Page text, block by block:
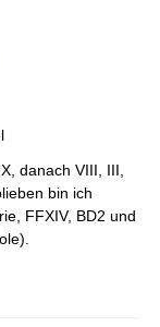
danach VIII, III,
bin ich
FFXIV, BD2 und